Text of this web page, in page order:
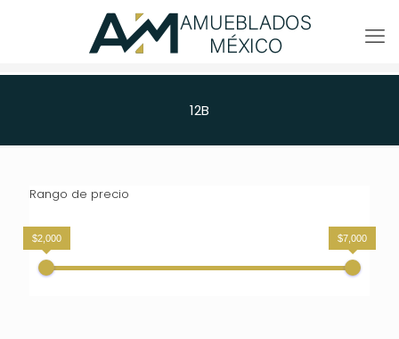
12B
Rango de precio
$2,000 $7,000